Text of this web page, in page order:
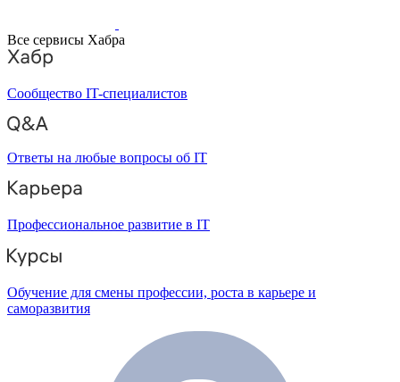
Все сервисы Хабра
Сообщество IT-специалистов
Ответы на любые вопросы об IT
Профессиональное развитие в IT
Обучение для смены профессии, роста в карьере и
саморазвития